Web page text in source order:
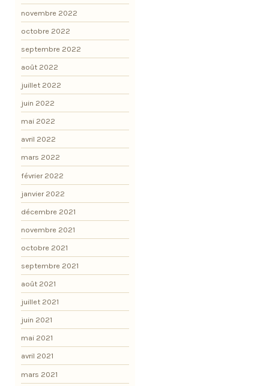
novembre 2022
octobre 2022
septembre 2022
août 2022
juillet 2022
juin 2022
mai 2022
avril 2022
mars 2022
février 2022
janvier 2022
décembre 2021
novembre 2021
octobre 2021
septembre 2021
août 2021
juillet 2021
juin 2021
mai 2021
avril 2021
mars 2021